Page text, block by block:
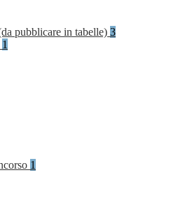
pubblicare in tabelle) 3
1
1